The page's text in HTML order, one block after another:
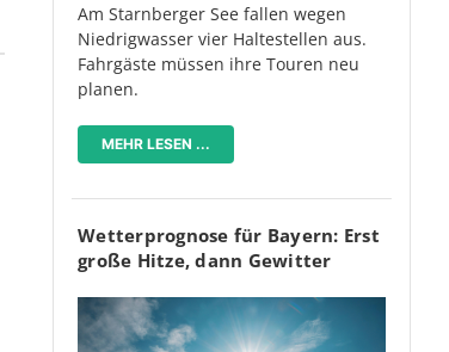
Am Starnberger See fallen wegen
Niedrigwasser vier Haltestellen aus.
Fahrgäste müssen ihre Touren neu
planen.
MEHR LESEN ...
Wetterprognose für Bayern: Erst
große Hitze, dann Gewitter